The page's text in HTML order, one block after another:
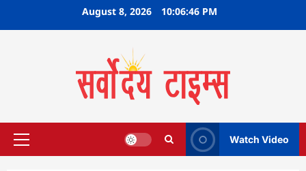
August 8, 2026 10:06:47 PM
Primary
Watch Video